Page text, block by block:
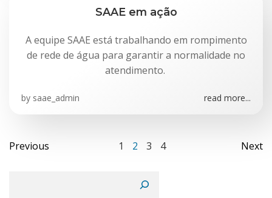
SAAE em ação
A equipe SAAE está trabalhando em rompimento
de rede de água para garantir a normalidade no
atendimento.
by saae_admin read more...
Posts
navigation
Previous
Posts
navigation
Page
1 Page
2 Page
3 Page
4 Next